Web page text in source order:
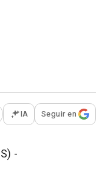
opciones para
IA Seguir en
-